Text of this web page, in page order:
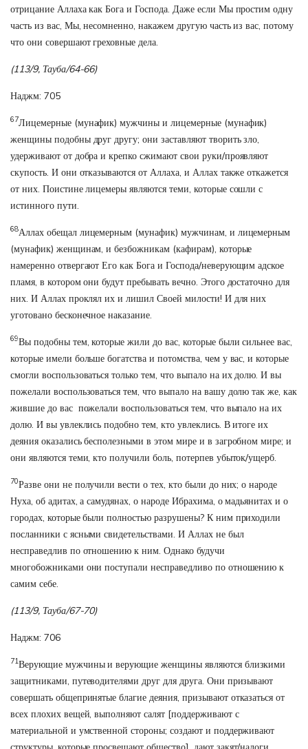
отрицание Аллаха как Бога и Господа. Даже если Мы простим одну
часть из вас, Мы, несомненно, накажем другую часть из вас, потому
что они совершают греховные дела.
(113/9, Тауба/64-66)
Наджм: 705
67Лицемерные (мунафик) мужчины и лицемерные (мунафик)
женщины подобны друг другу; они заставляют творить зло,
удерживают от добра и крепко сжимают свои руки/проявляют
скупость. И они отказываются от Аллаха, и Аллах также откажется
от них. Поистине лицемеры являются теми, которые сошли с
истинного пути.
68Аллах обещал лицемерным (мунафик) мужчинам, и лицемерным
(мунафик) женщинам, и безбожникам (кафирам), которые
намеренно отвергают Его как Бога и Господа/неверующим адское
пламя, в котором они будут пребывать вечно. Этого достаточно для
них. И Аллах проклял их и лишил Своей милости! И для них
уготовано бесконечное наказание.
69Вы подобны тем, которые жили до вас, которые были сильнее вас,
которые имели больше богатства и потомства, чем у вас, и которые
смогли воспользоваться только тем, что выпало на их долю. И вы
пожелали воспользоваться тем, что выпало на вашу долю так же, как
жившие до вас пожелали воспользоваться тем, что выпало на их
долю. И вы увлеклись подобно тем, кто увлеклись. В итоге их
деяния оказались бесполезными в этом мире и в загробном мире; и
они являются теми, кто получили боль, потерпев убыток/ущерб.
70Разве они не получили вести о тех, кто были до них; о народе
Нуха, об адитах, а самудянах, о народе Ибрахима, о мадьянитах и о
городах, которые были полностью разрушены? К ним приходили
посланники с ясными свидетельствами. И Аллах не был
несправедлив по отношению к ним. Однако будучи
многобожниками они поступали несправедливо по отношению к
самим себе.
(113/9, Тауба/67-70)
Наджм: 706
71Верующие мужчины и верующие женщины являются близкими
защитниками, путеводителями друг для друга. Они призывают
совершать общепринятые благие деяния, призывают отказаться от
всех плохих вещей, выполняют салят [поддерживают с
материальной и умственной стороны; создают и поддерживают